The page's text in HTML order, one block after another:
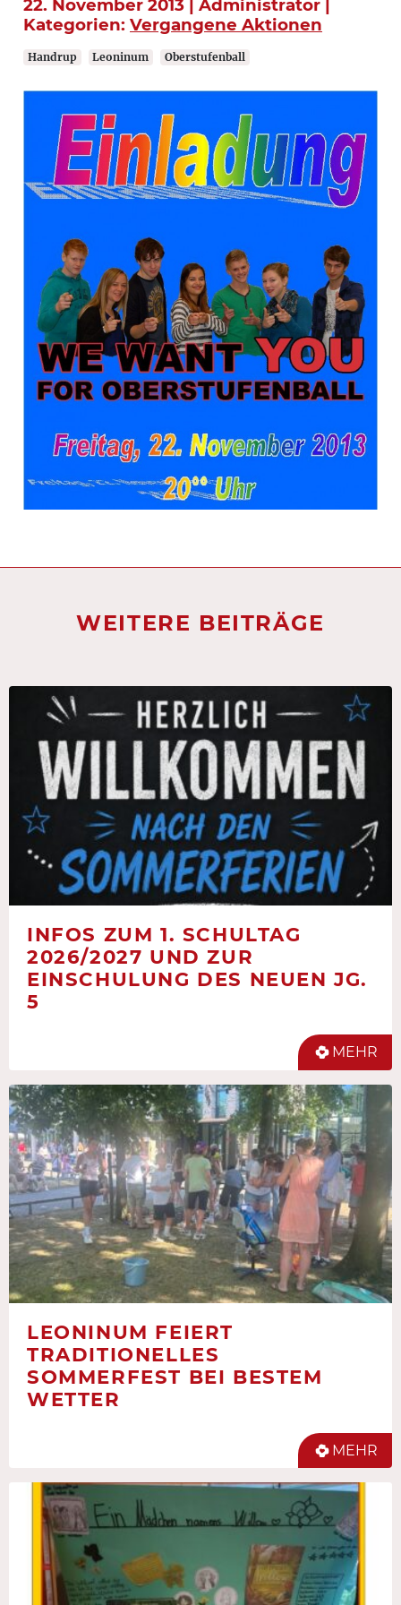
22. November 2013 | Administrator |
Kategorien: Vergangene Aktionen
Handrup Leoninum Oberstufenball
WEITERE BEITRÄGE
INFOS ZUM 1. SCHULTAG
2026/2027 UND ZUR
EINSCHULUNG DES NEUEN JG.
5
MEHR
LEONINUM FEIERT
TRADITIONELLES
SOMMERFEST BEI BESTEM
WETTER
MEHR